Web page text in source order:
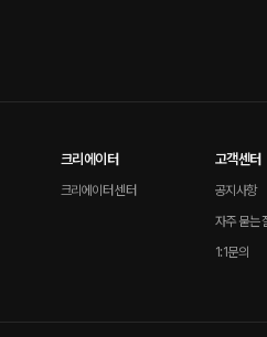
크리에이터
크리에이터 센터
고객센터
공지사항
자주 묻는
1:1문의